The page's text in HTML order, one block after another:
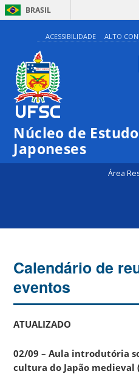
BRASIL
ACESSIBILIDADE ALTO
Núcleo de
Japoneses
Área
Calendário de
eventos
ATUALIZADO
02/09 – Aula introdutória
cultura do Japão medieval